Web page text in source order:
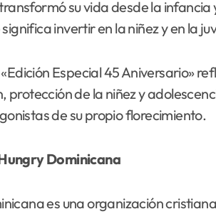
su vida desde la infancia
invertir en la niñez y en la
Especial 45 Aniversario»
protección de la niñez y
de su propio florecimiento.
Dominicana
es una organización